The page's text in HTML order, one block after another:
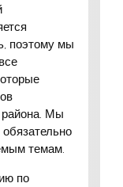
поэтому мы
района. Мы
темам.
по